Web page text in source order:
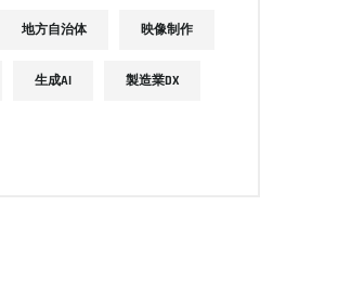
地方自治体 映像制作
生成AI 製造業DX